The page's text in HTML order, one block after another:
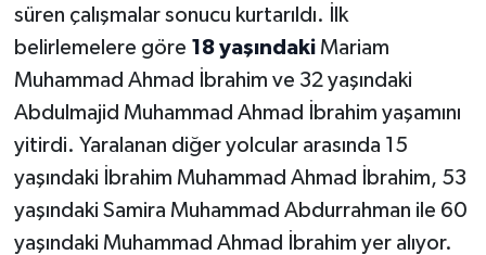
süren çalışmalar sonucu kurtarıldı. İlk
belirlemelere göre 18 yaşındakiMariam
Muhammad Ahmad İbrahim ve 32 yaşındaki
Abdulmajid Muhammad Ahmad İbrahim yaşamını
yitirdi. Yaralanan diğer yolcular arasında 15
yaşındaki İbrahim Muhammad Ahmad İbrahim, 53
yaşındaki Samira Muhammad Abdurrahman ile 60
yaşındaki Muhammad Ahmad İbrahim yer alıyor.